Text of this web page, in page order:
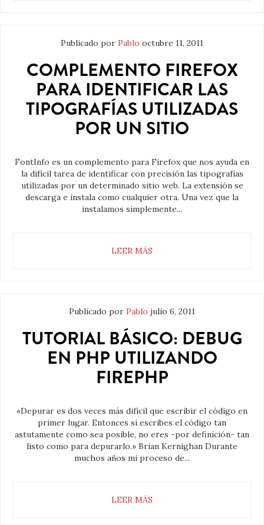
Publicado por Pablo octubre 11, 2011
COMPLEMENTO FIREFOX
PARA IDENTIFICAR LAS
TIPOGRAFÍAS UTILIZADAS
POR UN SITIO
FontInfo es un complemento para Firefox que nos ayuda en
la difícil tarea de identificar con precisión las tipografías
utilizadas por un determinado sitio web. La extensión se
descarga e instala como cualquier otra. Una vez que la
instalamos simplemente...
LEER MÁS
Publicado por Pablo julio 6, 2011
TUTORIAL BÁSICO: DEBUG
EN PHP UTILIZANDO
FIREPHP
«Depurar es dos veces más difícil que escribir el código en
primer lugar. Entonces si escribes el código tan
astutamente como sea posible, no eres -por definición- tan
listo como para depurarlo.» Brian Kernighan Durante
muchos años mi proceso de...
LEER MÁS